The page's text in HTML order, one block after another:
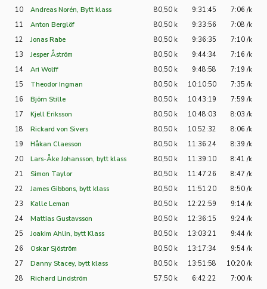
10
Andreas Norén, Bytt klass 80,50 k 9:31:45
7:06 /k
11
Anton Berglöf 80,50 k 9:33:56
7:08 /k
12
Jonas Rabe 80,50 k 9:36:35
7:10 /k
13
Jesper Åström 80,50 k 9:44:34
7:16 /k
14
Ari Wolff 80,50 k 9:48:58
7:19 /k
15
Theodor Ingman 80,50 k 10:10:50
7:35 /k
16
Björn Stille 80,50 k 10:43:19
7:59 /k
17
Kjell Eriksson 80,50 k 10:48:03
8:03 /k
18
Rickard von Sivers 80,50 k 10:52:32
8:06 /k
19
Håkan Claesson 80,50 k 11:36:24
8:39 /k
20
Lars-Åke Johansson, bytt klass 80,50 k 11:39:10
8:41 /k
21
Simon Taylor 80,50 k 11:47:26
8:47 /k
22
James Gibbons, bytt klass 80,50 k 11:51:20
8:50 /k
23
Kalle Leman 80,50 k 12:22:59
9:14 /k
24
Mattias Gustavsson 80,50 k 12:36:15
9:24 /k
25
Joakim Ahlin, bytt Klass 80,50 k 13:03:21
9:44 /k
26
Oskar Sjöström 80,50 k 13:17:34
9:54 /k
27
Danny Stacey, bytt klass 80,50 k 13:51:58
10:20 /k
28
Richard Lindström 57,50 k 6:42:22
7:00 /k